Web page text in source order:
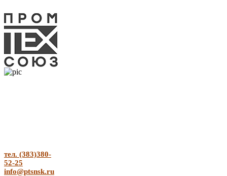
тел. (383)380-
52-25
info@ptsnsk.ru